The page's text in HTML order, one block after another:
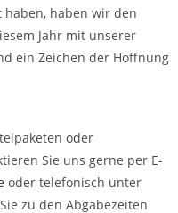
haben, haben wir den
Jahr mit unserer
ein Zeichen der Hoffnung
oder
Sie uns gerne per E-
oder telefonisch unter
zu den Abgabezeiten